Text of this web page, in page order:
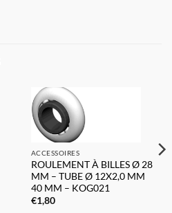
ACCESSOIRES
ROULEMENT À BILLES Ø 28
MM – TUBE Ø 12X2,0 MM
40 MM – KOG021
€1,80